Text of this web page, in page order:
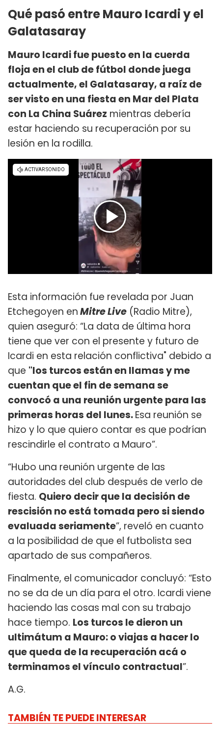
Qué pasó entre Mauro Icardi y el
Galatasaray
Mauro Icardi fue puesto en la cuerda
floja en el club de fútbol donde juega
actualmente, el Galatasaray, a raíz de
ser visto en una fiesta en Mar del Plata
con La China Suárez mientras debería
estar haciendo su recuperación por su
lesión en la rodilla.
Esta información fue revelada por Juan
Etchegoyen enMitre Live (Radio Mitre),
quien aseguró: “La data de última hora
tiene que ver con el presente y futuro de
Icardi en esta relación conflictiva" debido a
que "los turcos están en llamas y me
cuentan que el fin de semana se
convocó a una reunión urgente para las
primeras horas del lunes.Esa reunión se
hizo y lo que quiero contar es que podrían
rescindirle el contrato a Mauro”.
“Hubo una reunión urgente de las
autoridades del club después de verlo de
fiesta. Quiero decir que la decisión de
rescisión no está tomada pero si siendo
evaluada seriamente”, reveló en cuanto
a la posibilidad de que el futbolista sea
apartado de sus compañeros.
Finalmente, el comunicador concluyó: “Esto
no se da de un día para el otro. Icardi viene
haciendo las cosas mal con su trabajo
hace tiempo. Los turcos le dieron un
ultimátum a Mauro: o viajas a hacer lo
que queda de la recuperación acá o
terminamos el vínculo contractual”.
A.G.
TAMBIÉN TE PUEDE INTERESAR